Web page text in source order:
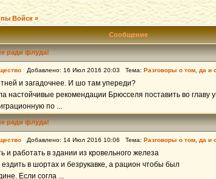
Войск »
Сообщение
ради флуда!
Добавлено: 16 Июл 2016 20:03 Тема: Разговоры о том, да и
и загадочнее. И шо там упереди?
настойчивые рекомендации Брюсселя поставить во главу
по ...
ради флуда!
Добавлено: 14 Июл 2016 10:06 Тема: Разговоры о том, да и
и работать в здании из кровельного железа
в шортах и безрукавке, а рацион чтобы был
Если согла ...